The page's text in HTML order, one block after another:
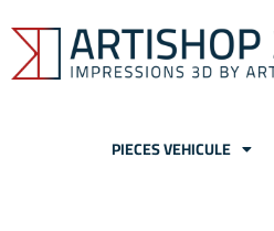
PIECES VEHICULE